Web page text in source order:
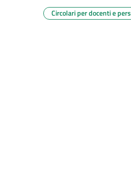
Circolari per docenti e